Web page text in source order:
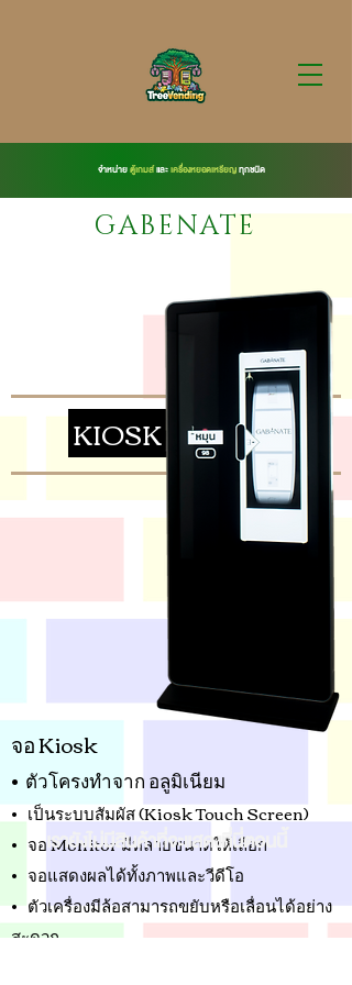
จำหน่ายตู้เกมส์และเครื่องหยอดเหรียญทุกชนิด
GABENATE
จอ Kiosk
KIOSK machine
by GABENATE
• ตัวโครงทำจาก อลูมิเนียม
• เป็นระบบสัมผัส (Kiosk Touch Screen)
• จอ Monitor มีหลายขนาดให้เลือก
• จอแสดงผลได้ทั้งภาพและวีดีโอ
• ตัวเครื่องมีล้อสามารถขยับหรือเลื่อนได้อย่าง
สะดวก
เรายังไม่มีสินค้าที่จะแสดงที่นี่ตอนนี้